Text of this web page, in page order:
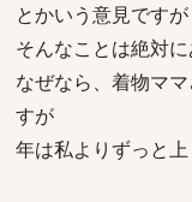
とかいう意見ですが
そんなことは絶対に
なぜなら、着物マ
すが
年は私よりずっと上